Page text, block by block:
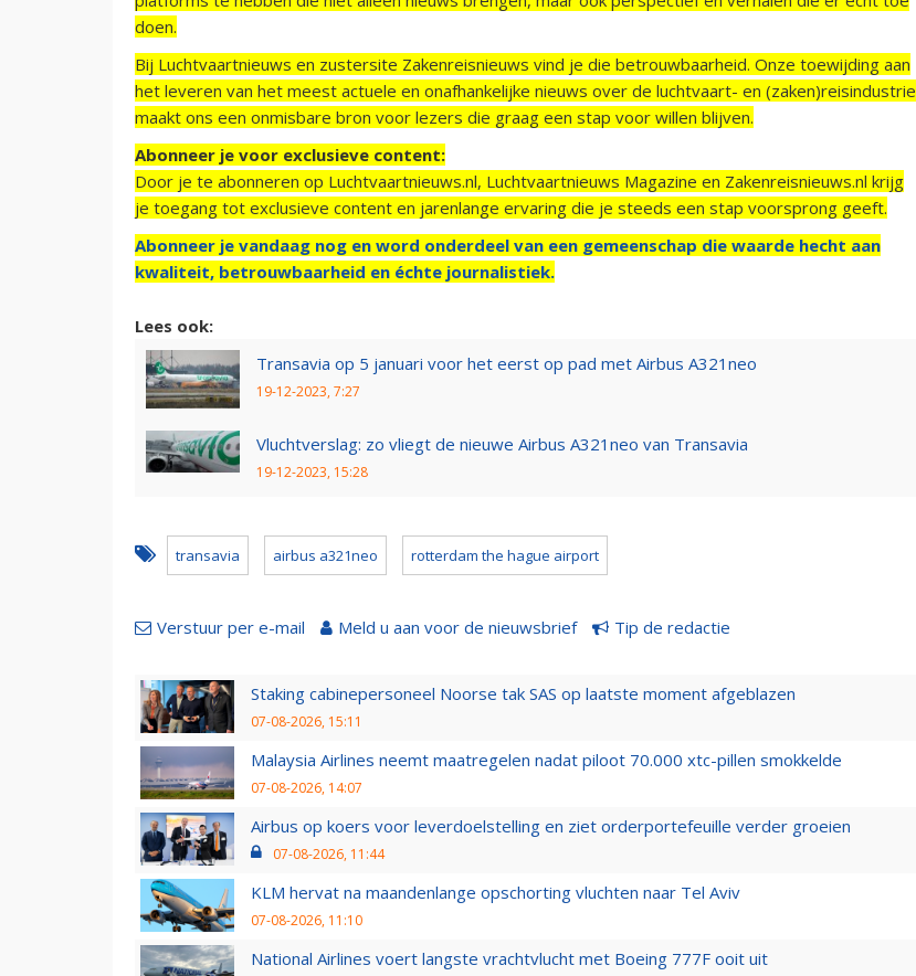
doen.
Bij Luchtvaartnieuws en zustersite Zakenreisnieuws vind je die betrouwbaarheid. Onze toewijding aan
het leveren van het meest actuele en onafhankelijke nieuws over de luchtvaart- en (zaken)reisindustrie
maakt ons een onmisbare bron voor lezers die graag een stap voor willen blijven.
Abonneer je voor exclusieve content:
Door je te abonneren op Luchtvaartnieuws.nl, Luchtvaartnieuws Magazine en Zakenreisnieuws.nl krijg
je toegang tot exclusieve content en jarenlange ervaring die je steeds een stap voorsprong geeft.
Abonneer je vandaag nog en word onderdeel van een gemeenschap die waarde hecht aan
kwaliteit, betrouwbaarheid en échte journalistiek.
Lees ook:
Transavia op 5 januari voor het eerst op pad met Airbus A321neo
19-12-2023, 7:27
Vluchtverslag: zo vliegt de nieuwe Airbus A321neo van Transavia
19-12-2023, 15:28
transavia airbus a321neo rotterdam the hague airport
Verstuur per e-mail Meld u aan voor de nieuwsbrief Tip de redactie
Staking cabinepersoneel Noorse tak SAS op laatste moment afgeblazen
07-08-2026, 15:11
Malaysia Airlines neemt maatregelen nadat piloot 70.000 xtc-pillen smokkelde
07-08-2026, 14:07
Airbus op koers voor leverdoelstelling en ziet orderportefeuille verder groeien
07-08-2026, 11:44
KLM hervat na maandenlange opschorting vluchten naar Tel Aviv
07-08-2026, 11:10
National Airlines voert langste vrachtvlucht met Boeing 777F ooit uit